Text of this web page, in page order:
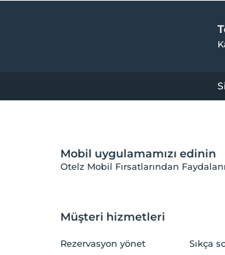
Mobil uygulamamızı edinin
Otelz Mobil Fırsatlarından
Müşteri hizmetleri
Rezervasyon yönet
Sıkça